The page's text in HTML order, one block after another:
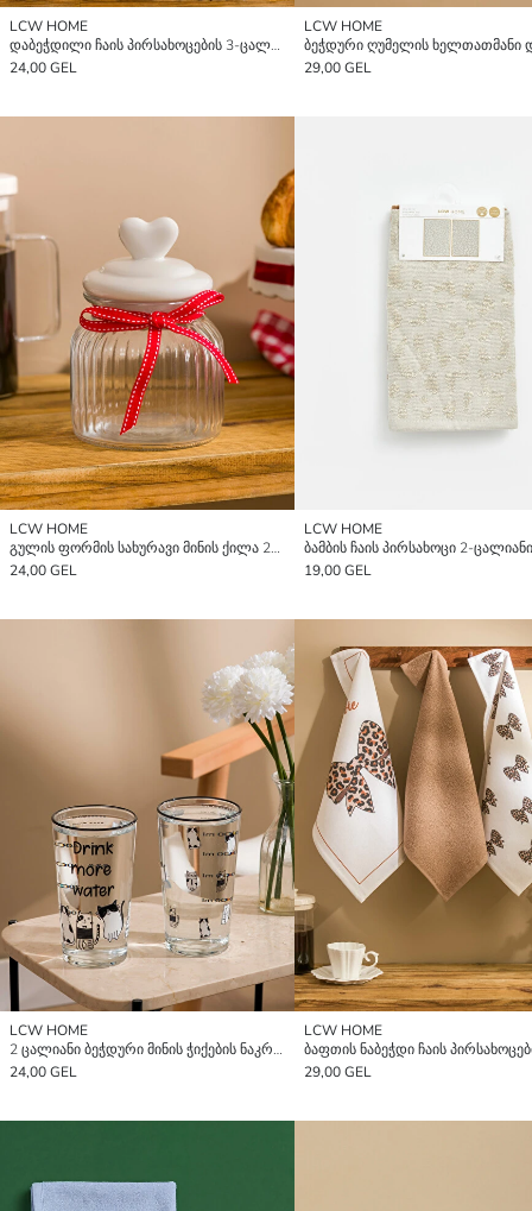
LCW HOME
დაბეჭდილი ჩაის პირსახოცების 3-ცალიანი ნაკრები 40x50 სმ
24,00 GEL
LCW HOME
29,00 GEL
LCW HOME
გულის ფორმის სახურავი მინის ქილა 20 სმ
24,00 GEL
LCW HOME
19,00 GEL
LCW HOME
2 ცალიანი ბეჭდური მინის ჭიქების ნაკრები, 570 მლ
24,00 GEL
LCW HOME
29,00 GEL